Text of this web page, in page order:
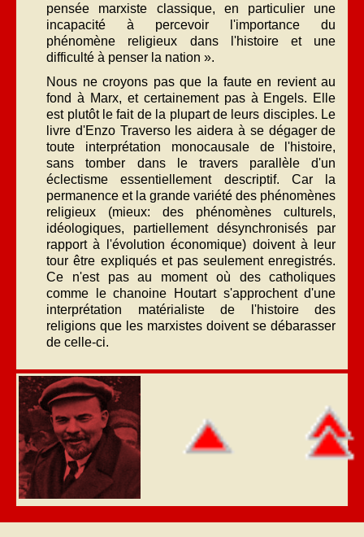
pensée marxiste classique, en particulier une
incapacité à percevoir l'importance du
phénomène religieux dans l'histoire et une
difficulté à penser la nation ».
Nous ne croyons pas que la faute en revient au
fond à Marx, et certainement pas à Engels. Elle
est plutôt le fait de la plupart de leurs disciples. Le
livre d'Enzo Traverso les aidera à se dégager de
toute interprétation monocausale de l'histoire,
sans tomber dans le travers parallèle d'un
éclectisme essentiellement descriptif. Car la
permanence et la grande variété des phénomènes
religieux (mieux: des phénomènes culturels,
idéologiques, partiellement désynchronisés par
rapport à l'évolution économique) doivent à leur
tour être expliqués et pas seulement enregistrés.
Ce n'est pas au moment où des catholiques
comme le chanoine Houtart s'approchent d'une
interprétation matérialiste de l'histoire des
religions que les marxistes doivent se débarasser
de celle-ci.